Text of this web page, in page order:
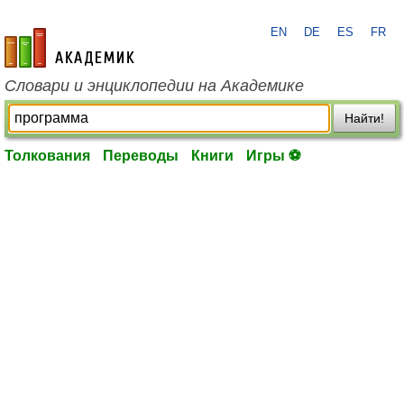
academic.ru
EN DE ES FR
Словари и энциклопедии на Академике
Найти!
Толкования Переводы Книги Игры ⚽